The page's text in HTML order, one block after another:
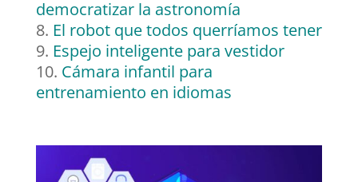
democratizar la astronomía
El robot que todos querríamos tener
Espejo inteligente para vestidor
Cámara infantil para
entrenamiento en idiomas